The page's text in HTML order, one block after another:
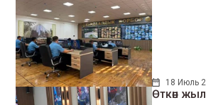
18 Июль
Өткөн